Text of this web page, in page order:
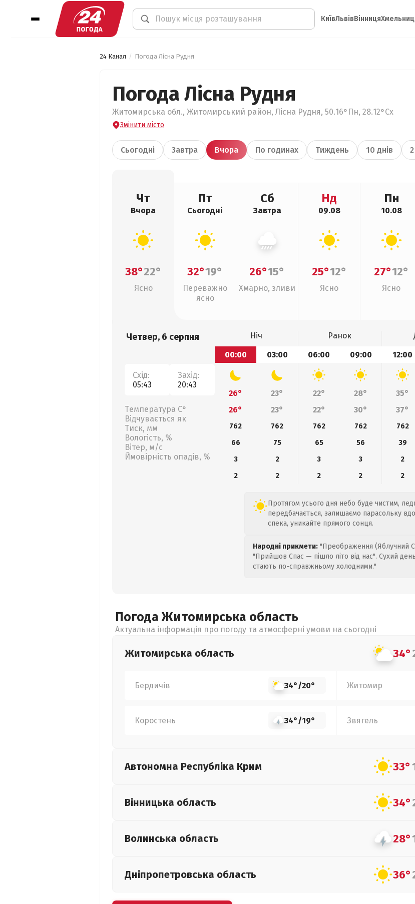
КиївЛьвівВінниця
24 Канал Погода Лісна Рудня
Погода Лісна Рудня
Житомирська обл., Житомирський район, Лісна Рудня, 50.16°Пн, 28.12°Сх
Змінити місто
Сьогодні Завтра Вчора По годинах Тиждень 10 днів
Чт
Вчора
38°22°
Ясно
Пт
Сьогодні
32°19°
Переважно
ясно
Сб
Завтра
26°15°
Хмарно, зливи
Нд
09.08
25°12°
Ясно
Пн
10.08
27°12°
Ясно
Четвер, 6 серпня
Схід:
05:43
Захід:
20:43
Температура С°
Відчувається як
Тиск, мм
Вологість, %
Вітер, м/с
Ймовірність опадів, %
Ніч Ранок
00:00
03:00 06:00 09:00 12:00
26° 23° 22° 28° 35°
26°
23° 22° 30° 37°
762 762 762 762 762
66
75 65 56 39
3
2 3 3 2
2
2 2 2 2
Протягом усього дня небо буде чистим,
передбачається, залишаємо парасольку
спека, уникайте прямого сонця.
Народні прикмети: "Преображення (Яблучний
"Прийшов Спас — пішло літо від нас". Сухий
стають по-справжньому холодними."
Погода Житомирська область
Актуальна інформація про погоду та атмосферні умови на сьогодні
Житомирська область 34°
Бердичів 34°/20° Житомир
Коростень 34°/19° Звягель
Автономна Республіка Крим 33°
Вінницька область 34°
Волинська область 28°
Дніпропетровська область 36°